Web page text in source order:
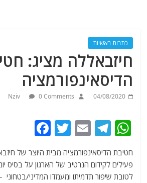
כתבות ראשיות
חיזבאללה מציג:
הדיסאינפורמציה
04/08/2020
Nziv 0 Comments
W
at
s
T
e
g
E
ai
l
T
itt
er
c
e
חטיבת הדיסאינפורמציה מבית היוצר של
פעילים לקידום הנרטיב של הארגון על בסיס
לטובת שיפור תדמיתו ומעמדו המדיני/